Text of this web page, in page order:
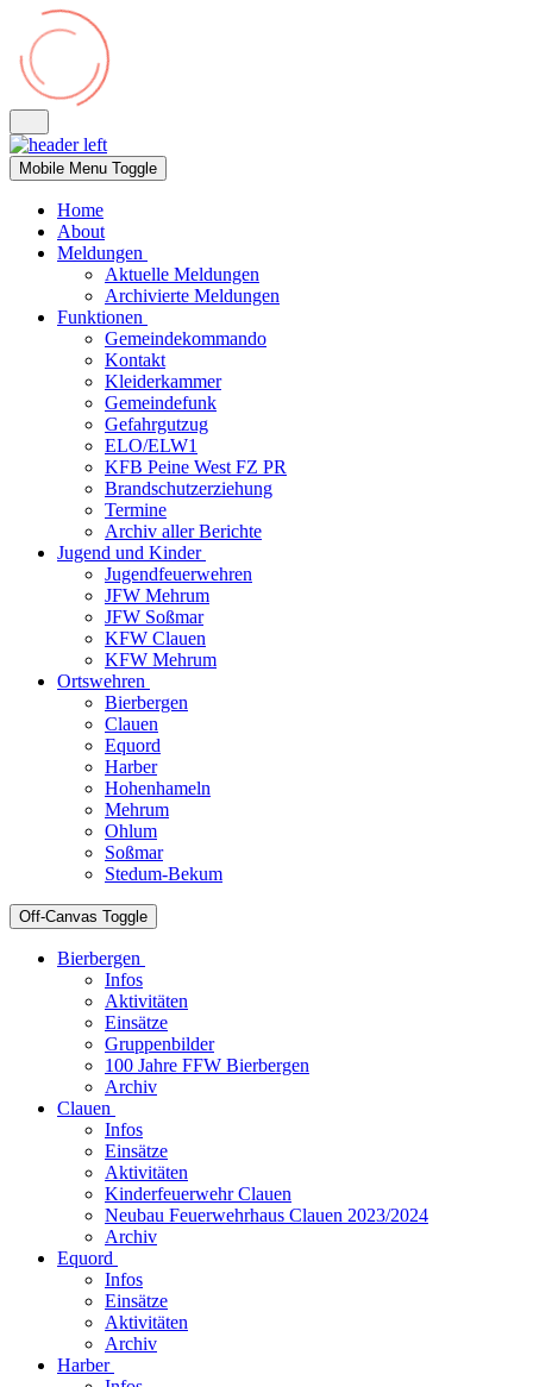
Mobile Menu Toggle
Home
About
Meldungen
Aktuelle Meldungen
Archivierte Meldungen
Funktionen
Gemeindekommando
Kontakt
Kleiderkammer
Gemeindefunk
Gefahrgutzug
ELO/ELW1
KFB Peine West FZ PR
Brandschutzerziehung
Termine
Archiv aller Berichte
Jugend und Kinder
Jugendfeuerwehren
JFW Mehrum
JFW Soßmar
KFW Clauen
KFW Mehrum
Ortswehren
Bierbergen
Clauen
Equord
Harber
Hohenhameln
Mehrum
Ohlum
Soßmar
Stedum-Bekum
Off-Canvas Toggle
Bierbergen
Infos
Aktivitäten
Einsätze
Gruppenbilder
100 Jahre FFW Bierbergen
Archiv
Clauen
Infos
Einsätze
Aktivitäten
Kinderfeuerwehr Clauen
Neubau Feuerwehrhaus Clauen 2023/2024
Archiv
Equord
Infos
Einsätze
Aktivitäten
Archiv
Harber